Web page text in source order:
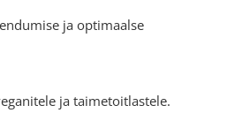
ja optimaalse
ja taimetoitlastele.